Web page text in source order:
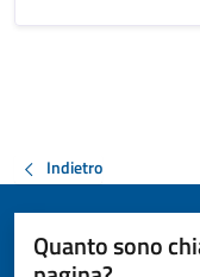
Indietro
Quanto sono